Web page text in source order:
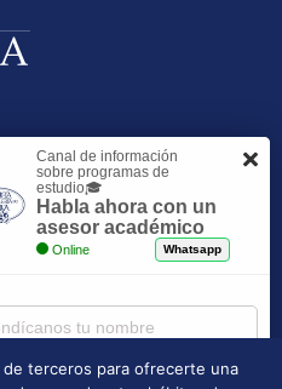
terceros para ofrecerte una
Canal de información
sobre programas de
estudio🎓
Habla ahora con un
asesor académico
Online Whatsapp